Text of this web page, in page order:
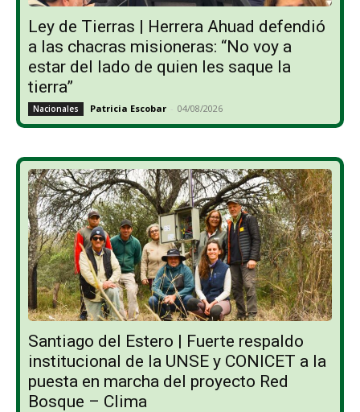
Ley de Tierras | Herrera Ahuad defendió
a las chacras misioneras: “No voy a
estar del lado de quien les saque la
tierra”
Nacionales Patricia Escobar - 04/08/2026
Santiago del Estero | Fuerte respaldo
institucional de la UNSE y CONICET a la
puesta en marcha del proyecto Red
Bosque – Clima